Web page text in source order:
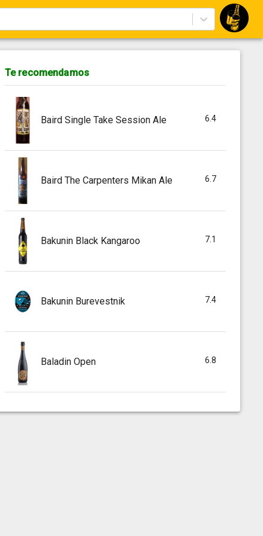
Te recomendamos
Baird Single Take Session Ale 6.4
Baird The Carpenters Mikan Ale 6.7
Bakunin Black Kangaroo 7.1
Bakunin Burevestnik 7.4
Baladin Open 6.8